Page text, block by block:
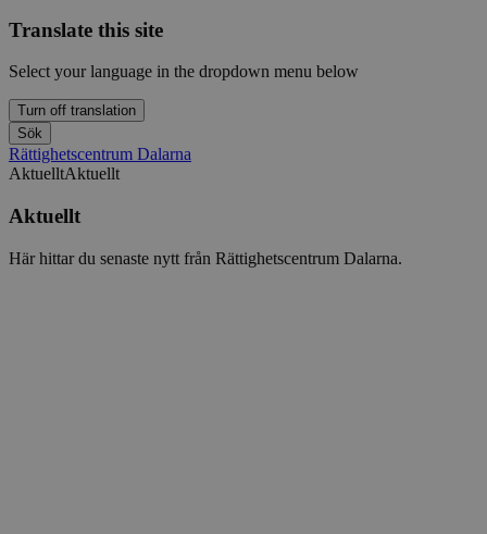
Translate this site
Select your language in the dropdown menu below
Turn off translation
Sök
Rättighetscentrum Dalarna
AktuelltAktuellt
Aktuellt
Här hittar du senaste nytt från Rättighetscentrum Dalarna.